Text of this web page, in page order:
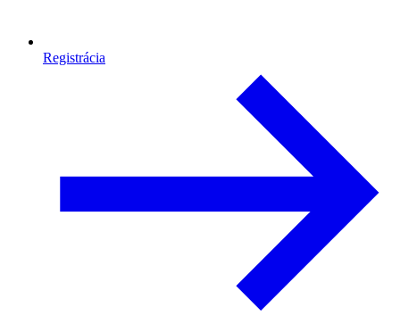
Registrácia